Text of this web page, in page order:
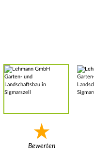
Bewerten